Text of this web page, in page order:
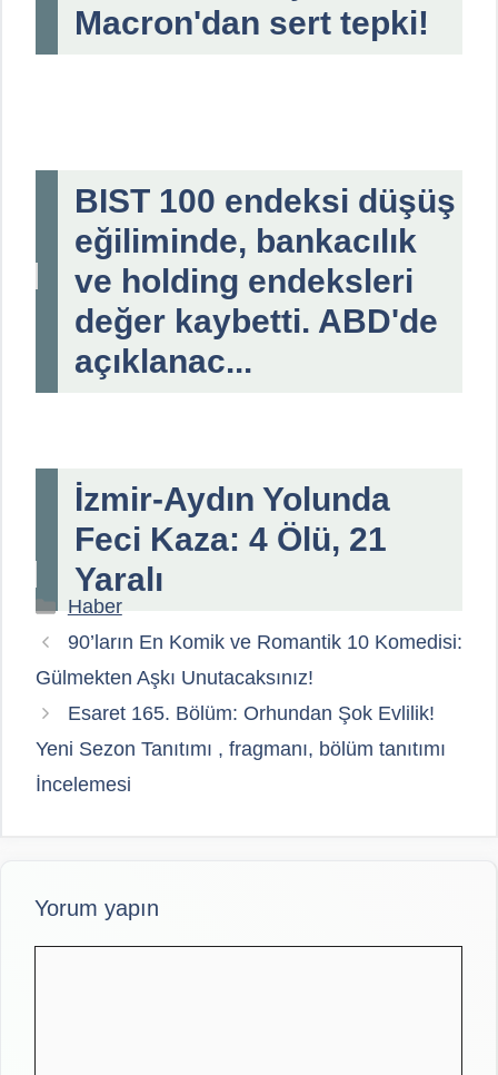
Macron'dan sert tepki!
BIST 100 endeksi düşüş
eğiliminde, bankacılık
ve holding endeksleri
değer kaybetti. ABD'de
açıklanac...
İzmir-Aydın Yolunda
Feci Kaza: 4 Ölü, 21
Yaralı
Kategoriler
Haber
90’ların En Komik ve Romantik 10 Komedisi:
Gülmekten Aşkı Unutacaksınız!
Esaret 165. Bölüm: Orhundan Şok Evlilik!
Yeni Sezon Tanıtımı , fragmanı, bölüm tanıtımı
İncelemesi
Yorum yapın